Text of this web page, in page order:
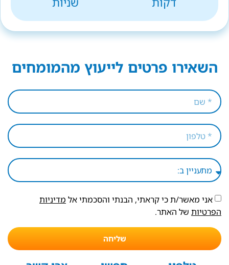
השאירו פרטים לייעוץ מהמומחים
אני מאשר/ת כי קראתי, הבנתי והסכמתי אל מדיניות
הפרטיות של האתר.
שליחה